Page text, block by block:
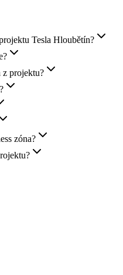
Tesla Hloubětín?
z projektu?
zóna?